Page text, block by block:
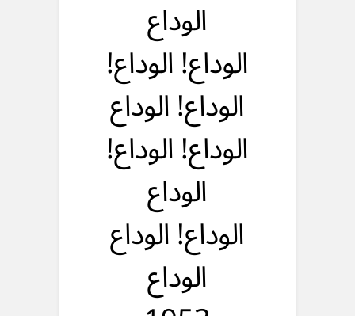
الوداع
الوداع! الوداع!
الوداع! الوداع
الوداع! الوداع!
الوداع
الوداع! الوداع
الوداع